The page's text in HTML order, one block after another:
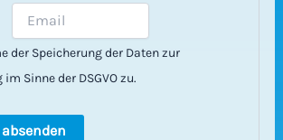
der Speicherung der Daten zur
Sinne der DSGVO zu.